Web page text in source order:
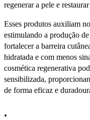
regenerar a pele e
Esses produtos auxiliam
estimulando a produção
fortalecer a barreira
hidratada e com menos
cosmética regenerativa
sensibilizada,
de forma eficaz e
.